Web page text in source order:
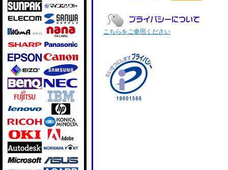
こちらをご参照ください